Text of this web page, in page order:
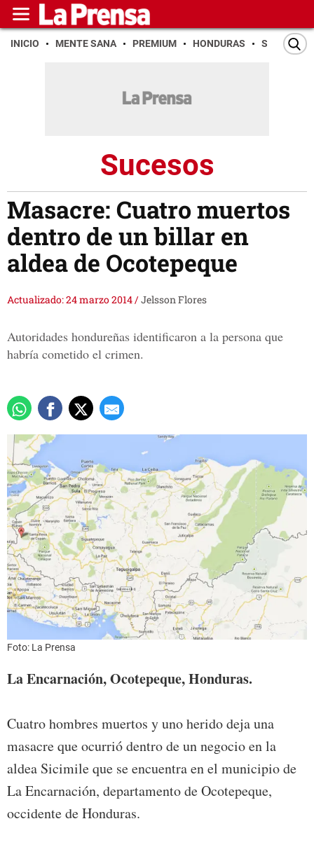
INICIO MENTE SANA PREMIUM HONDURAS SAN PEDRO
Sucesos
Masacre: Cuatro muertos
dentro de un billar en
aldea de Ocotepeque
Actualizado: 24 marzo 2014/Jelsson Flores
Autoridades hondureñas identificaron a la persona que
habría cometido el crimen.
Foto: La Prensa
La Encarnación, Ocotepeque, Honduras.
Cuatro hombres muertos y uno herido deja una
masacre que ocurrió dentro de un negocio en la
aldea Sicimile que se encuentra en el municipio de
La Encarnación, departamento de Ocotepeque,
occidente de Honduras.